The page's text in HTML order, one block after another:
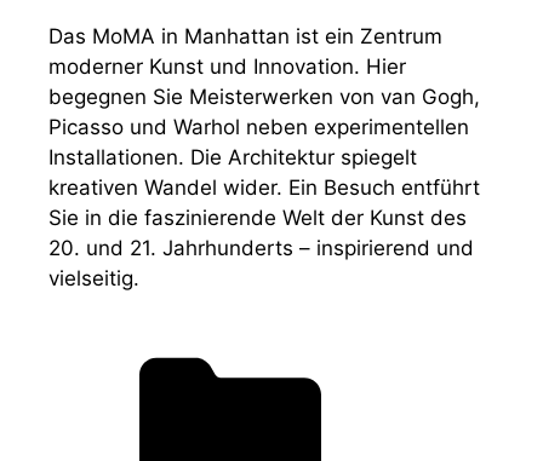
Das MoMA in Manhattan ist ein Zentrum
moderner Kunst und Innovation. Hier
begegnen Sie Meisterwerken von van Gogh,
Picasso und Warhol neben experimentellen
Installationen. Die Architektur spiegelt
kreativen Wandel wider. Ein Besuch entführt
Sie in die faszinierende Welt der Kunst des
20. und 21. Jahrhunderts – inspirierend und
vielseitig.